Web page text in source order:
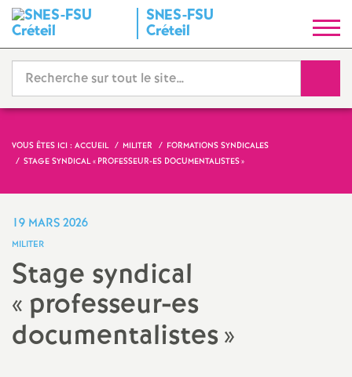
SNES-FSU
Créteil
y
n
d
i
VOUS ÊTES ICI : ACCUEIL MILITER
FORMATIONS SYNDICALES
STAGE SYNDICAL « PROFESSEUR-ES DOCUMENTALISTES»
19 MARS 2026
MILITER
Stage syndical
« professeur-es
documentalistes»